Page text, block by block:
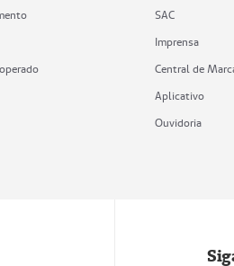
SAC
Imprensa
Central de
Aplicativo
Ouvidoria